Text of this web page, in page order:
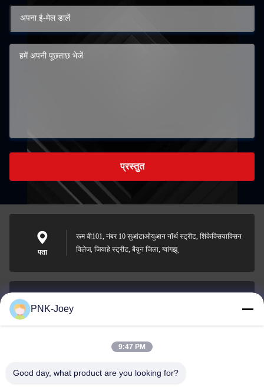
प्रस्तुत
पता
रूम बी101, नंबर 10 सुआंटाओयुआन नॉर्थ स्ट्रीट, शिंकेक्सियाक्सिन
विलेज, जियाहे स्ट्रीट, बैयुन जिला, ग्वांगझू
008613580404923
PNK-Joey
9:47 PM
Good day, what product are you looking for?